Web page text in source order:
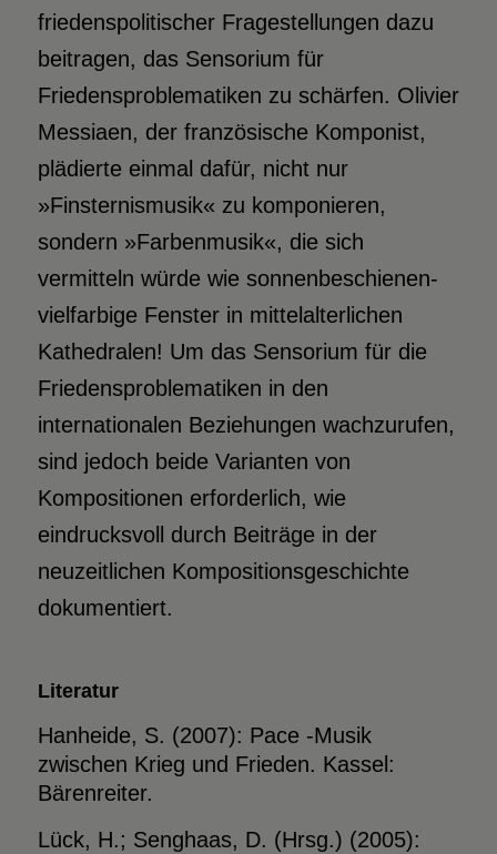
friedenspolitischer Fragestellungen dazu
beitragen, das Sensorium für
Friedensproblematiken zu schärfen. Olivier
Messiaen, der französische Komponist,
plädierte einmal dafür, nicht nur
»Finsternismusik« zu komponieren,
sondern »Farbenmusik«, die sich
vermitteln würde wie sonnenbeschienen-
vielfarbige Fenster in mittelalterlichen
Kathedralen! Um das Sensorium für die
Friedensproblematiken in den
internationalen Beziehungen wachzurufen,
sind jedoch beide Varianten von
Kompositionen erforderlich, wie
eindrucksvoll durch Beiträge in der
neuzeitlichen Kompositionsgeschichte
dokumentiert.
Literatur
Hanheide, S. (2007): Pace -Musik
zwischen Krieg und Frieden. Kassel:
Bärenreiter.
Lück, H.; Senghaas, D. (Hrsg.) (2005):